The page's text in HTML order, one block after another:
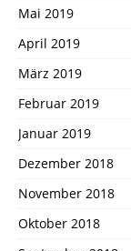
Mai 2019
April 2019
März 2019
Februar 2019
Januar 2019
Dezember 2018
November 2018
Oktober 2018